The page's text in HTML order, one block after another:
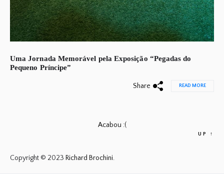
Uma Jornada Memorável pela Exposição “Pegadas do
Pequeno Príncipe”
Share READ MORE
Acabou :(
Copyright © 2023 Richard Brochini.
UP ↑